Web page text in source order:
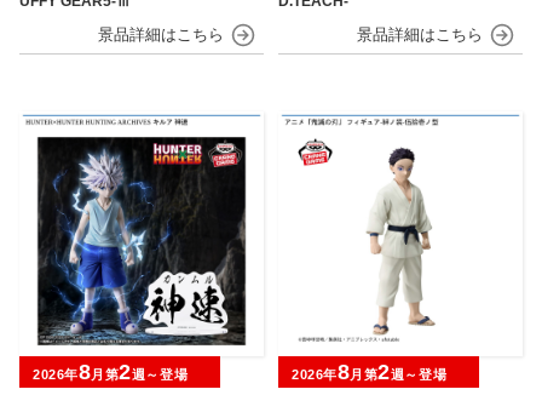
2026年8月第2週～登場 2026年8月第2週～登場